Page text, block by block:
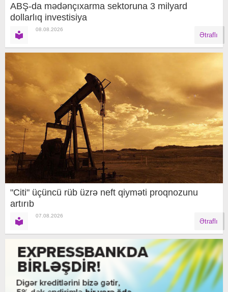
ABŞ-da mədənçıxarma sektoruna 3 milyard
dollarlıq investisiya
08.08.2026
Ətraflı
"Citi" üçüncü rüb üzrə neft qiyməti proqnozunu
artırıb
07.08.2026
Ətraflı